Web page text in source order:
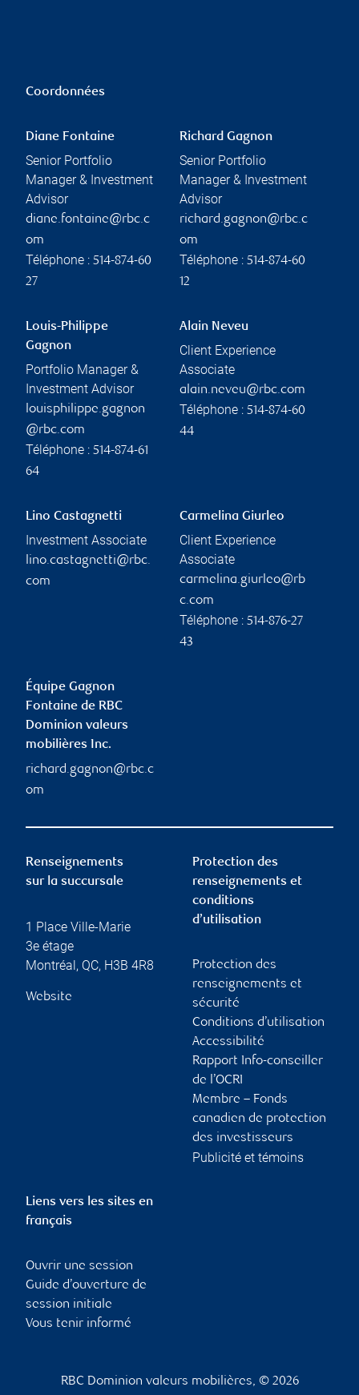
Coordonnées
Diane Fontaine
Senior Portfolio
Manager & Investment
Advisor
diane.fontaine@rbc.c
om
Téléphone : 514-874-60
27
Richard Gagnon
Senior Portfolio
Manager & Investment
Advisor
richard.gagnon@rbc.c
om
Téléphone : 514-874-60
12
Louis-Philippe
Gagnon
Portfolio Manager &
Investment Advisor
louisphilippe.gagnon
@rbc.com
Téléphone : 514-874-61
64
Alain Neveu
Client Experience
Associate
alain.neveu@rbc.com
Téléphone : 514-874-60
44
Lino Castagnetti
Investment Associate
lino.castagnetti@rbc.
com
Carmelina Giurleo
Client Experience
Associate
carmelina.giurleo@rb
c.com
Téléphone : 514-876-27
43
Équipe Gagnon
Fontaine de RBC
Dominion valeurs
mobilières Inc.
richard.gagnon@rbc.c
om
Renseignements
sur la succursale
1 Place Ville-Marie
3e étage
Montréal, QC, H3B 4R8
Website
Protection des
renseignements et
conditions
d’utilisation
Protection des
renseignements et
sécurité
Conditions d’utilisation
Accessibilité
Rapport Info-conseiller
de l’OCRI
Membre – Fonds
canadien de protection
des investisseurs
Publicité et témoins
Liens vers les sites en
français
Ouvrir une session
Guide d’ouverture de
session initiale
Vous tenir informé
RBC Dominion valeurs mobilières, © 2026